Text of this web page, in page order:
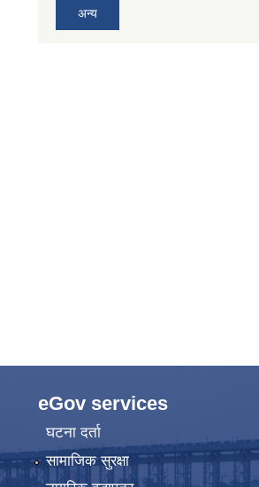
अन्य
eGov services
घटना दर्ता
सामाजिक सुरक्षा